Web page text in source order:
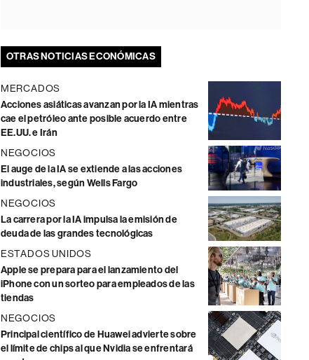
OTRAS NOTICIAS ECONÓMICAS
MERCADOS
Acciones asiáticas avanzan por la IA mientras
cae el petróleo ante posible acuerdo entre
EE.UU. e Irán
NEGOCIOS
El auge de la IA se extiende a las acciones
industriales, según Wells Fargo
NEGOCIOS
La carrera por la IA impulsa la emisión de
deuda de las grandes tecnológicas
ESTADOS UNIDOS
Apple se prepara para el lanzamiento del
iPhone con un sorteo para empleados de las
tiendas
NEGOCIOS
Principal científico de Huawei advierte sobre
el límite de chips al que Nvidia se enfrentará